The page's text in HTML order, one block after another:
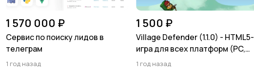
1 570 000 ₽
Сервис по поиску лидов в
телеграм
1 год назад
1 500 ₽
Village Defender (1.1.0) - HTML5-
игра для всех платформ (PC,
Mobile, Android, iOS)
1 год назад